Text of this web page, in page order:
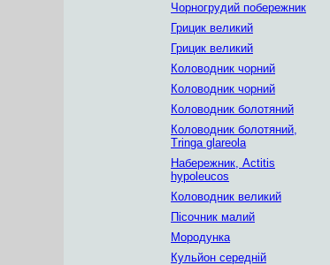
Чорногрудий побережник
Грицик великий
Грицик великий
Коловодник чорний
Коловодник чорний
Коловодник болотяний
Коловодник болотяний,
Tringa glareola
Набережник, Actitis
hypoleucos
Коловодник великий
Пісочник малий
Мородунка
Кульйон середній